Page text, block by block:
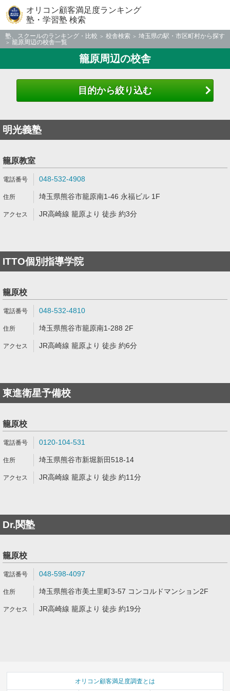
オリコン顧客満足度ランキング
塾・学習塾 検索
塾、スクールのランキング・比較 校舎検索
埼玉県の駅・市区町村から探す
籠原周辺の校舎一覧
籠原周辺の校舎
目的から絞り込む
明光義塾
籠原教室
048-532-4908
埼玉県熊谷市籠原南1-46 永福ビル 1F
JR高崎線 籠原より 徒歩 約3分
ITTO個別指導学院
籠原校
048-532-4810
埼玉県熊谷市籠原南1-288 2F
JR高崎線 籠原より 徒歩 約6分
東進衛星予備校
籠原校
0120-104-531
埼玉県熊谷市新堀新田518-14
JR高崎線 籠原より 徒歩 約11分
Dr.関塾
籠原校
048-598-4097
埼玉県熊谷市美土里町3-57 コンコルドマンション2F
JR高崎線 籠原より 徒歩 約19分
オリコン顧客満足度調査とは